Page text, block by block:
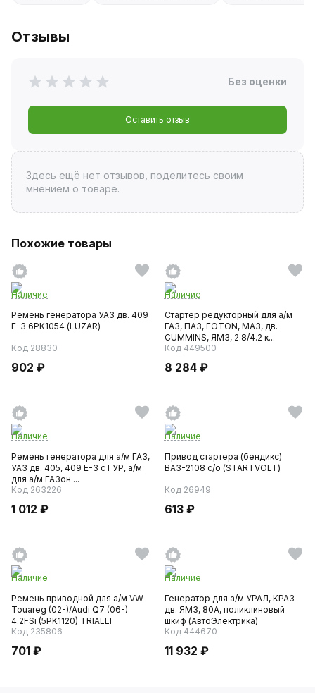
Отзывы
Без оценки
Оставить отзыв
Здесь ещё нет отзывов, поделитесь своим
мнением о товаре.
Похожие товары
Наличие
Ремень генератора УАЗ дв. 409
Е-3 6РК1054 (LUZAR)
Код 28830
902 ₽
Наличие
Стартер редукторный для а/м
ГАЗ, ПАЗ, FOTON, МАЗ, дв.
CUMMINS, ЯМЗ, 2.8/4.2 к...
Код 449500
8 284 ₽
Наличие
Ремень генератора для а/м ГАЗ,
УАЗ дв. 405, 409 Е-3 с ГУP, а/м
для а/м ГАЗон ...
Код 263226
1 012 ₽
Наличие
Привод стартера (бендикс)
ВАЗ-2108 с/о (STARTVOLT)
Код 26949
613 ₽
Наличие
Ремень приводной для а/м VW
Touareg (02-)/Audi Q7 (06-)
4.2FSi (5PK1120) TRIALLI
Код 235806
701 ₽
Наличие
Генератор для а/м УРАЛ, КРАЗ
дв. ЯМЗ, 80А, поликлиновый
шкиф (АвтоЭлектрика)
Код 444670
11 932 ₽